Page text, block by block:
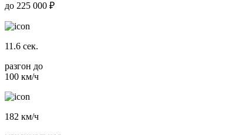
до 225 000 ₽
11.6 сек.
разгон до
100 км/ч
182 км/ч